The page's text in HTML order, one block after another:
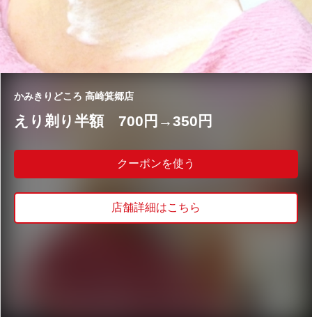
かみきりどころ 高崎箕郷店
えり剃り半額 700円→350円
クーポンを使う
店舗詳細はこちら